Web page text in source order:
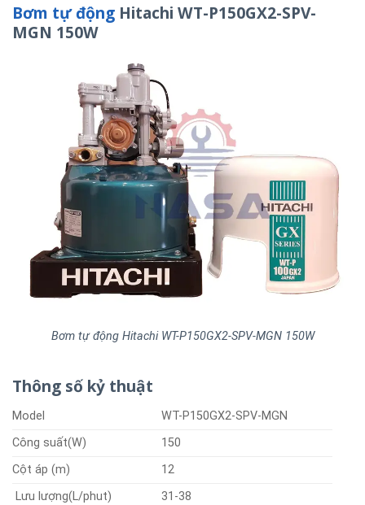
Bơm tự động Hitachi WT-P150GX2-SPV-
MGN 150W
Bơm tự động Hitachi WT-P150GX2-SPV-MGN 150W
Thông số kỷ thuật
Model
WT-P150GX2-SPV-MGN
Công suất(W)
150
Cột áp (m)
12
Lưu lượng(L/phut)
31-38